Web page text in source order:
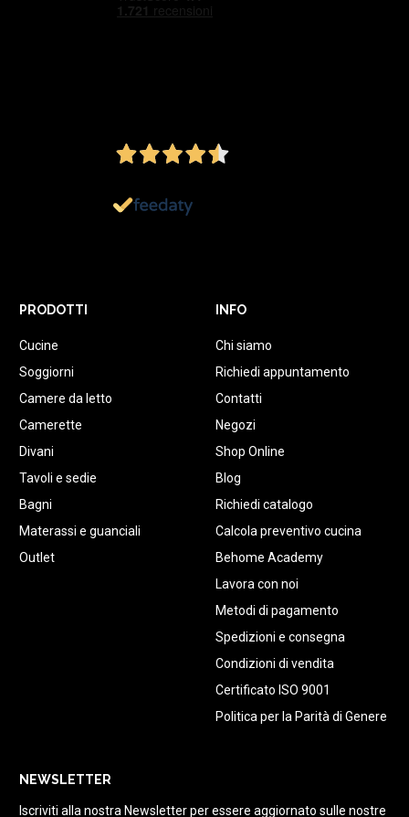
PRODOTTI
Cucine
Soggiorni
Camere da letto
Camerette
Divani
Tavoli e sedie
Bagni
Materassi e guanciali
Outlet
INFO
Chi siamo
Richiedi appuntamento
Contatti
Negozi
Shop Online
Blog
Richiedi catalogo
Calcola preventivo cucina
Behome Academy
Lavora con noi
Metodi di pagamento
Spedizioni e consegna
Condizioni di vendita
Certificato ISO 9001
Politica per la Parità di Genere
NEWSLETTER
Iscriviti alla nostra Newsletter per essere aggiornato sulle nostre